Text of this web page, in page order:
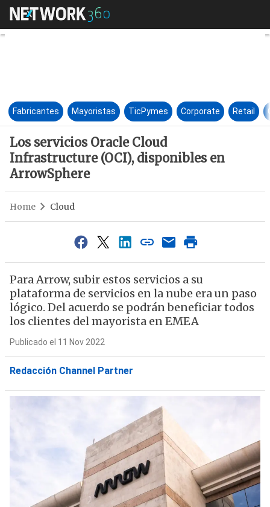
Los servicios Oracle Cloud
Fabricantes Mayoristas TicPymes Corporate Retail
Los servicios Oracle Cloud
Infrastructure (OCI), disponibles en
ArrowSphere
Home Cloud
Para Arrow, subir estos servicios a su
plataforma de servicios en la nube era un paso
lógico. Del acuerdo se podrán beneficiar todos
los clientes del mayorista en EMEA
Publicado el 11 Nov 2022
Redacción Channel Partner